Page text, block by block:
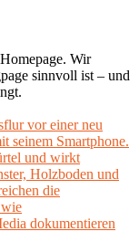
Wir
sinnvoll ist – und